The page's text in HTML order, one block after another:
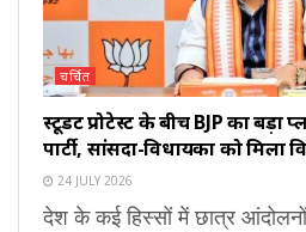
चर्चित
स्टूडेंट प्रोटेस्ट के बीच BJP का
पार्टी, सांसदों-विधायकों को मिला
24 JULY 2026
देश के कई हिस्सों में छात्र